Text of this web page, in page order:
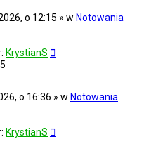
o 12:15 » w Notowania
KrystianS
o 16:36 » w Notowania
KrystianS